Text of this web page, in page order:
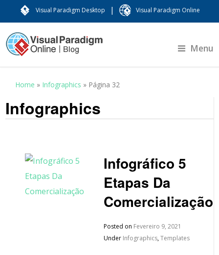
Visual Paradigm Desktop | Visual Paradigm Online
Menu
Home » Infographics » Página 32
Infographics
Infográfico 5
Etapas Da
Comercialização
Posted on Fevereiro 9, 2021
Under Infographics,Templates